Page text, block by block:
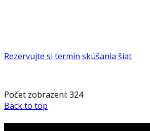
Rezervujte si termín skúšania šiat
Počet zobrazení: 324
Back to top